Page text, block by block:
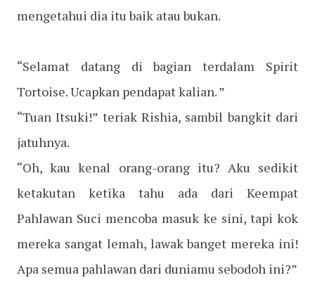
mengetahui dia itu baik atau bukan.
“Selamat datang di bagian terdalam Spirit
Tortoise. Ucapkan pendapat kalian. ”
“Tuan Itsuki!” teriak Rishia, sambil bangkit dari
jatuhnya.
“Oh, kau kenal orang-orang itu? Aku sedikit
ketakutan ketika tahu ada dari Keempat
Pahlawan Suci mencoba masuk ke sini, tapi kok
mereka sangat lemah, lawak banget mereka ini!
Apa semua pahlawan dari duniamu sebodoh ini?”